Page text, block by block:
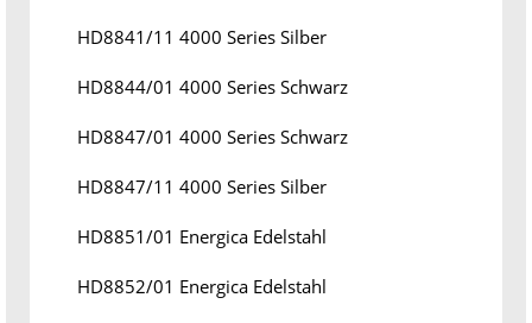
HD8841/11 4000 Series Silber
HD8844/01 4000 Series Schwarz
HD8847/01 4000 Series Schwarz
HD8847/11 4000 Series Silber
HD8851/01 Energica Edelstahl
HD8852/01 Energica Edelstahl